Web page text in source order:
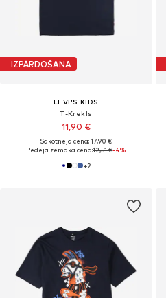
IZPĀRDOŠANA
LEVI'S KIDS
T-Krekls
11,90 €
Sākotnējā cena: 17,90 €
Pēdējā zemākā cena:12,51 €-4%
+2